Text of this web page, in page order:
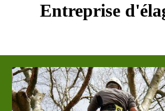
Entreprise